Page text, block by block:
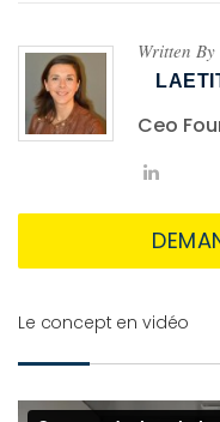
Written By
Ceo
Le concept en vidéo
Lecteur